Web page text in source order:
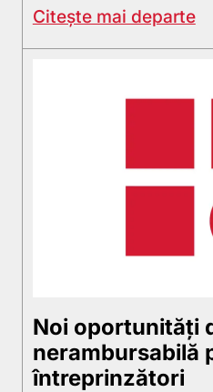
Citește mai departe
Noi oportunități
nerambursabilă
întreprinzători